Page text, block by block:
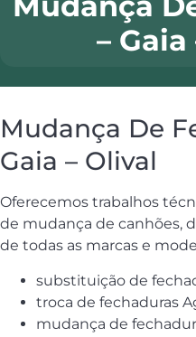
–
Mudança De
Gaia – Olival
Oferecemos trabalhos
de mudança de canhões,
de todas as marcas e
substituição de
troca de fechaduras
mudança de